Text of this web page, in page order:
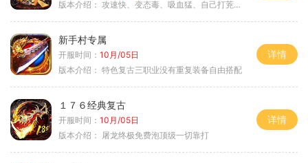
版本介绍： 攻速快、变态毒、吸血猛、自己打茺值玩
新手村专属
开服时间： 10月/05日
版本介绍： 特色复古三职业没有重复装备自由搭配
详情
１７６经典复古
开服时间： 10月/05日
版本介绍：
屠龙终极免费泡顶级一切靠打
详情